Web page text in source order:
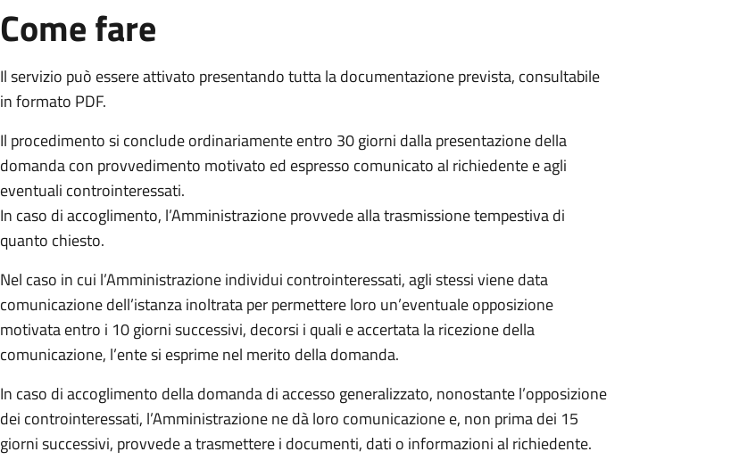
Come fare
Il servizio può essere attivato presentando tutta la documentazione prevista, consultabile
in formato PDF.
Il procedimento si conclude ordinariamente entro 30 giorni dalla presentazione della
domanda con provvedimento motivato ed espresso comunicato al richiedente e agli
eventuali controinteressati.
In caso di accoglimento, l’Amministrazione provvede alla trasmissione tempestiva di
quanto chiesto.
Nel caso in cui l’Amministrazione individui controinteressati, agli stessi viene data
comunicazione dell’istanza inoltrata per permettere loro un’eventuale opposizione
motivata entro i 10 giorni successivi, decorsi i quali e accertata la ricezione della
comunicazione, l’ente si esprime nel merito della domanda.
In caso di accoglimento della domanda di accesso generalizzato, nonostante l’opposizione
dei controinteressati, l’Amministrazione ne dà loro comunicazione e, non prima dei 15
giorni successivi, provvede a trasmettere i documenti, dati o informazioni al richiedente.